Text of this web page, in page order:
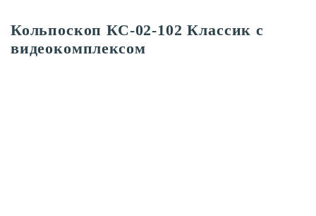
Кольпоскоп КС-02-102 Классик с
видеокомплексом